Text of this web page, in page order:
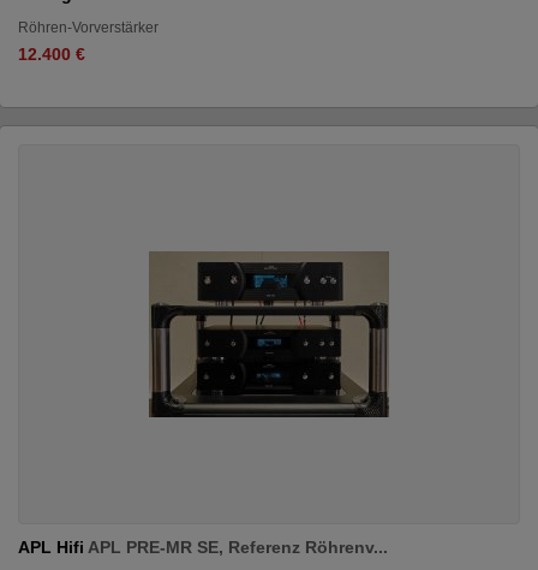
Röhren-Vorverstärker
12.400 €
APL Hifi APL PRE-MR SE, Referenz Röhrenv...